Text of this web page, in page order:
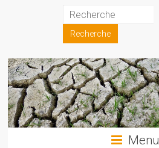
Association
française
pour
l'avancement
des
sciences
Menu